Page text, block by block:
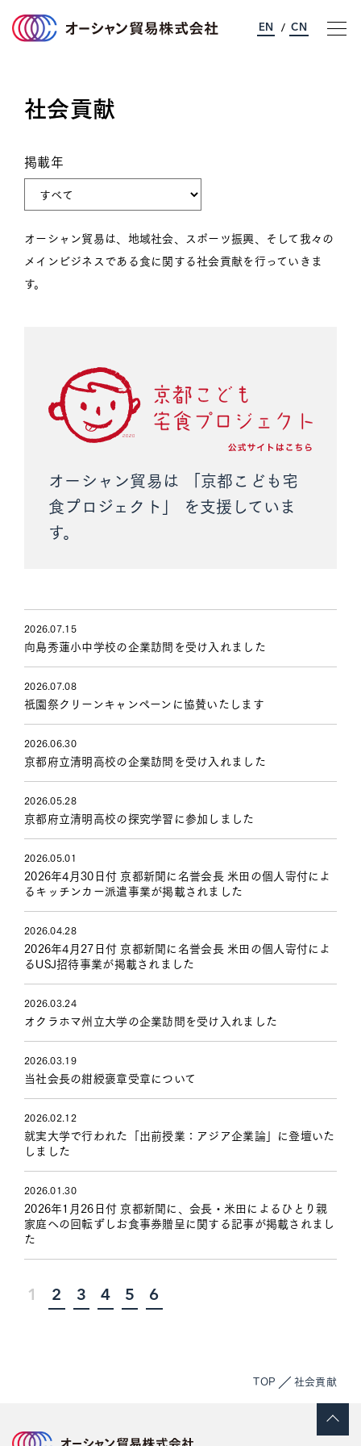
オーシャン貿易について
事業のご案内
サステナビリティ
企業情報
採用情報
お知らせ アクセス プライバシーポリシー
公式 Instagram
EN / CN
社会貢献
掲載年
オーシャン貿易は、地域社会、スポーツ振興、そして我々の
メインビジネスである食に関する社会貢献を行っていきま
す。
オーシャン貿易は
「京都こども宅
食プロジェクト」
を支援していま
す。
2026.07.15
向島秀蓮小中学校の企業訪問を受け入れました
2026.07.08
祇園祭クリーンキャンペーンに協賛いたします
2026.06.30
京都府立清明高校の企業訪問を受け入れました
2026.05.28
京都府立清明高校の探究学習に参加しました
2026.05.01
2026年4月30日付 京都新聞に名誉会長 米田の個人寄付によ
るキッチンカー派遣事業が掲載されました
2026.04.28
2026年4月27日付 京都新聞に名誉会長 米田の個人寄付によ
るUSJ招待事業が掲載されました
2026.03.24
オクラホマ州立大学の企業訪問を受け入れました
2026.03.19
当社会長の紺綬褒章受章について
2026.02.12
就実大学で行われた「出前授業：アジア企業論」に登壇いた
しました
2026.01.30
2026年1月26日付 京都新聞に、会長・米田によるひとり親
家庭への回転ずしお食事券贈呈に関する記事が掲載されまし
た
1 2 3 4 5 6
TOP 社会貢献